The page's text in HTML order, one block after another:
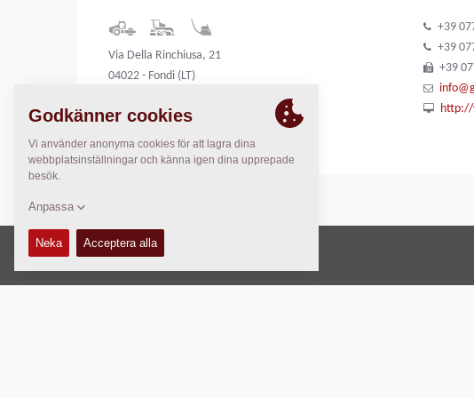
Via Della Rinchiusa, 21
04022 - Fondi (LT)
Italy
+39
+39
+39
http://